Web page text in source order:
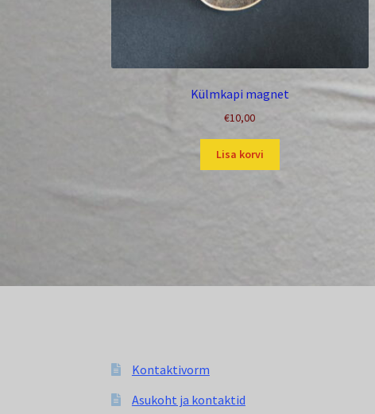
Külmkapi magnet
€10,00
Lisa korvi
Kontaktivorm
Asukoht ja kontaktid